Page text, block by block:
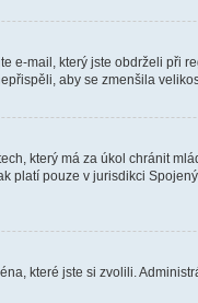
mail, který jste obdrželi
aby se zmenšila
který má za úkol chránit
platí pouze v jurisdikci
které jste si zvolili.